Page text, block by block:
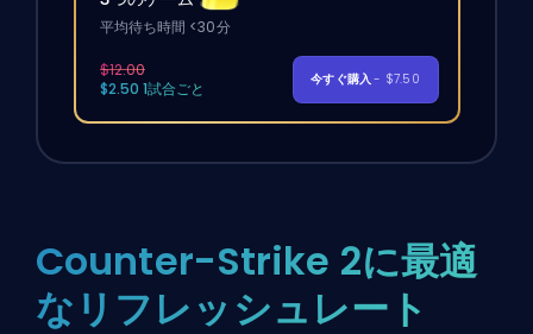
平均待ち時間 <30分
$12.00
$2.50 1試合ごと
今すぐ購入- $7.50
Counter-Strike 2に最適
なリフレッシュレート